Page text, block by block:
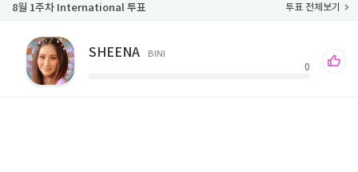
8월 1주차 International 투표 투표 전체보기
SHEENA BINI
0